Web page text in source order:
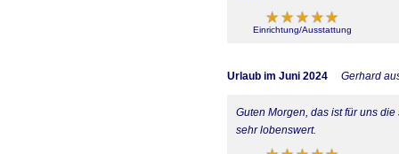
Einrichtung/Ausstattung
Urlaub im Juni 2024 Gerhard
Guten Morgen, das ist für uns
sehr lobenswert.